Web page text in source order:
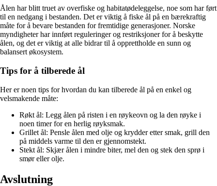
Ålen har blitt truet av overfiske og habitatødeleggelse, noe som har ført
til en nedgang i bestanden. Det er viktig å fiske ål på en bærekraftig
måte for å bevare bestanden for fremtidige generasjoner. Norske
myndigheter har innført reguleringer og restriksjoner for å beskytte
ålen, og det er viktig at alle bidrar til å opprettholde en sunn og
balansert økosystem.
Tips for å tilberede ål
Her er noen tips for hvordan du kan tilberede ål på en enkel og
velsmakende måte:
Røkt ål: Legg ålen på risten i en røykeovn og la den røyke i
noen timer for en herlig røyksmak.
Grillet ål: Pensle ålen med olje og krydder etter smak, grill den
på middels varme til den er gjennomstekt.
Stekt ål: Skjær ålen i mindre biter, mel den og stek den sprø i
smør eller olje.
Avslutning